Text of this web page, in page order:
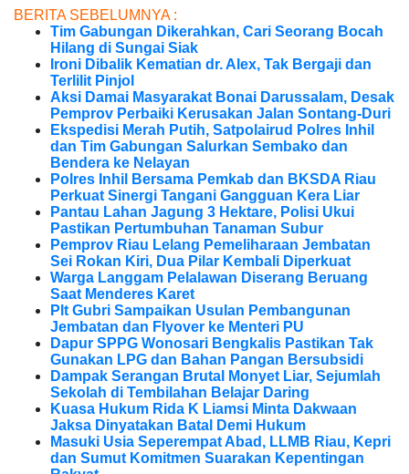
BERITA SEBELUMNYA :
Tim Gabungan Dikerahkan, Cari Seorang Bocah
Hilang di Sungai Siak
Ironi Dibalik Kematian dr. Alex, Tak Bergaji dan
Terlilit Pinjol
Aksi Damai Masyarakat Bonai Darussalam, Desak
Pemprov Perbaiki Kerusakan Jalan Sontang-Duri
Ekspedisi Merah Putih, Satpolairud Polres Inhil
dan Tim Gabungan Salurkan Sembako dan
Bendera ke Nelayan
Polres Inhil Bersama Pemkab dan BKSDA Riau
Perkuat Sinergi Tangani Gangguan Kera Liar
Pantau Lahan Jagung 3 Hektare, Polisi Ukui
Pastikan Pertumbuhan Tanaman Subur
Pemprov Riau Lelang Pemeliharaan Jembatan
Sei Rokan Kiri, Dua Pilar Kembali Diperkuat
Warga Langgam Pelalawan Diserang Beruang
Saat Menderes Karet
Plt Gubri Sampaikan Usulan Pembangunan
Jembatan dan Flyover ke Menteri PU
Dapur SPPG Wonosari Bengkalis Pastikan Tak
Gunakan LPG dan Bahan Pangan Bersubsidi
Dampak Serangan Brutal Monyet Liar, Sejumlah
Sekolah di Tembilahan Belajar Daring
Kuasa Hukum Rida K Liamsi Minta Dakwaan
Jaksa Dinyatakan Batal Demi Hukum
Masuki Usia Seperempat Abad, LLMB Riau, Kepri
dan Sumut Komitmen Suarakan Kepentingan